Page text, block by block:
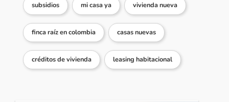
subsidios mi casa ya vivienda nueva
finca raíz en colombia casas nuevas
créditos de vivienda leasing habitacional